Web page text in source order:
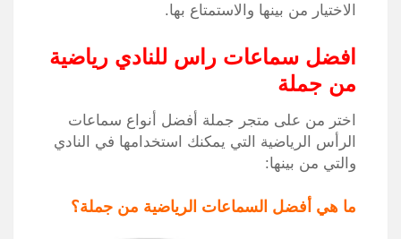
الاختيار من بينها والاستمتاع بها.
افضل سماعات راس للنادي رياضية
من جملة
اختر من على متجر جملة أفضل أنواع سماعات
الرأس الرياضية التي يمكنك استخدامها في النادي
والتي من بينها:
ما هي أفضل السماعات الرياضية من جملة؟